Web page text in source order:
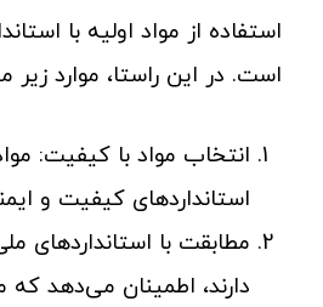
استفاده از مواد اولیه با
است. در این راستا، موارد زیر
انتخاب مواد با کیفیت:
استانداردهای کیفیت و
مطابقت با استانداردهای
دارند، اطمینان می‌دهد که